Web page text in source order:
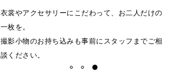
衣裳やアクセサリーにこだわって、お二人だけの
一枚を。
撮影小物のお持ち込みも事前にスタッフまでご相
談ください。